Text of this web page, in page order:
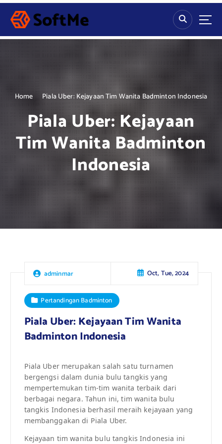
S
p
Home Piala Uber: Kejayaan Tim Wanita Badminton Indonesia
Piala Uber: Kejayaan
Tim Wanita Badminton
Indonesia
adminmar Oct, Tue, 2024
Pertandingan Badminton
Piala Uber: Kejayaan Tim Wanita
Badminton Indonesia
Piala Uber merupakan salah satu turnamen
bergengsi dalam dunia bulu tangkis yang
mempertemukan tim-tim wanita terbaik dari
berbagai negara. Tahun ini, tim wanita bulu
tangkis Indonesia berhasil meraih kejayaan yang
membanggakan di Piala Uber.
Kejayaan tim wanita bulu tangkis Indonesia ini